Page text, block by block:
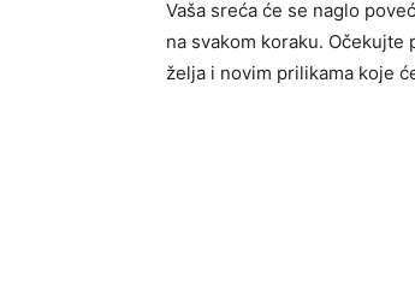
Vaša sreća će se naglo
na svakom koraku.
želja i novim prilikama koje